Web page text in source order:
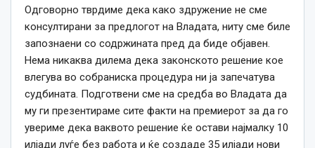
Одговорно тврдиме дека како здружение не сме
консултирани за предлогот на Владата, ниту сме биле
запознаени со содржината пред да биде објавен.
Нема никаква дилема дека законското решение кое
влегува во собраниска процедура ни ја запечатува
судбината. Подготвени сме на средба во Владата да
му ги презентираме сите факти на премиерот за да го
увериме дека ваквото решение ќе остави најмалку 10
илјади луѓе без работа и ќе создаде 35 илјади нови